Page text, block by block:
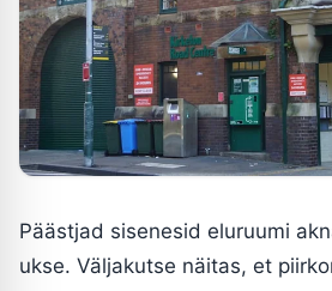
Päästjad sisenesid eluruumi
ukse. Väljakutse näitas, et